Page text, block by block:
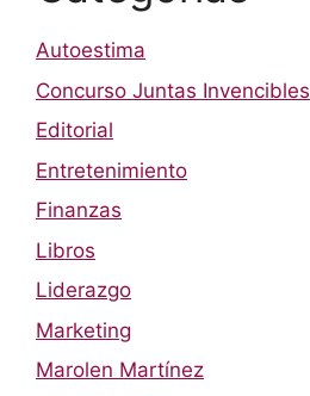
Autoestima
Concurso Juntas Invencibles
Editorial
Entretenimiento
Finanzas
Libros
Liderazgo
Marketing
Marolen Martínez